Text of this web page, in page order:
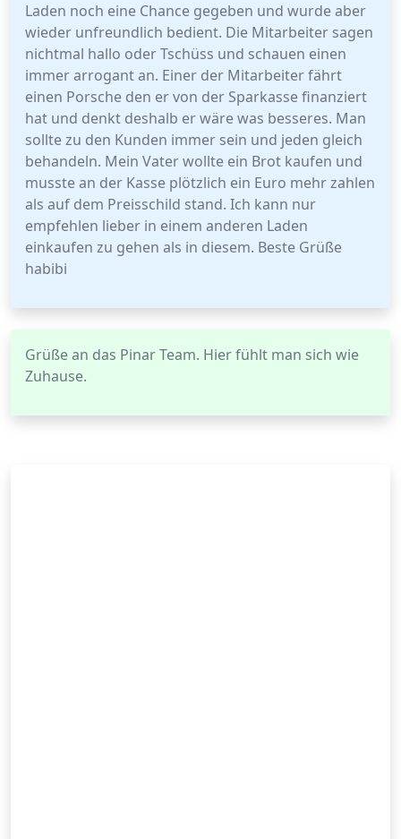
Laden noch eine Chance gegeben und wurde aber
wieder unfreundlich bedient. Die Mitarbeiter sagen
nichtmal hallo oder Tschüss und schauen einen
immer arrogant an. Einer der Mitarbeiter fährt
einen Porsche den er von der Sparkasse finanziert
hat und denkt deshalb er wäre was besseres. Man
sollte zu den Kunden immer sein und jeden gleich
behandeln. Mein Vater wollte ein Brot kaufen und
musste an der Kasse plötzlich ein Euro mehr zahlen
als auf dem Preisschild stand. Ich kann nur
empfehlen lieber in einem anderen Laden
einkaufen zu gehen als in diesem. Beste Grüße
habibi
Grüße an das Pinar Team. Hier fühlt man sich wie
Zuhause.